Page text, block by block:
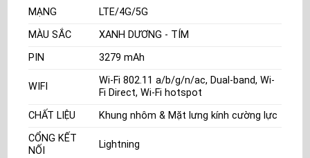
MẠNG
LTE/4G/5G
MÀU SẮC
XANH DƯƠNG - TÍM
PIN
3279 mAh
WIFI
Wi-Fi 802.11 a/b/g/n/ac, Dual-band, Wi-
Fi Direct, Wi-Fi hotspot
CHẤT LIỆU
Khung nhôm & Mặt lưng kính cường lực
CỔNG KẾT
NỐI
Lightning